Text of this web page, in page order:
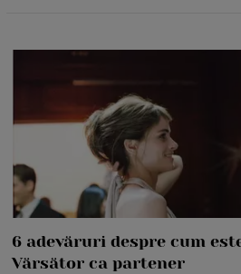
6 adevăruri despre cum
Vărsător ca partener